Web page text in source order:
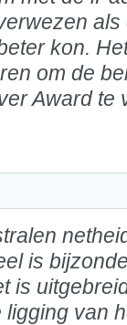
kon.
om de
Award te
is
is
ligging van